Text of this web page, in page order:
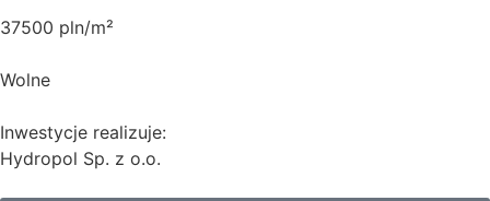
37500 pln/m²
Wolne
Inwestycje realizuje:
Hydropol Sp. z o.o.